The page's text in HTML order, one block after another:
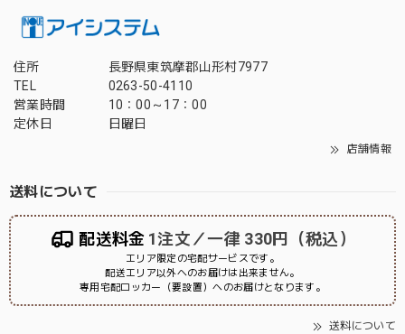
住所
長野県東筑摩郡山形村7977
TEL
0263-50-4110
営業時間
10：00～17：00
定休日
日曜日
店舗情報
送料について
配送料金 1注文／一律 330円（税込）
エリア限定の宅配サービスです。
配送エリア以外へのお届けは出来ません。
専用宅配ロッカー（要設置）へのお届けとなります。
送料について